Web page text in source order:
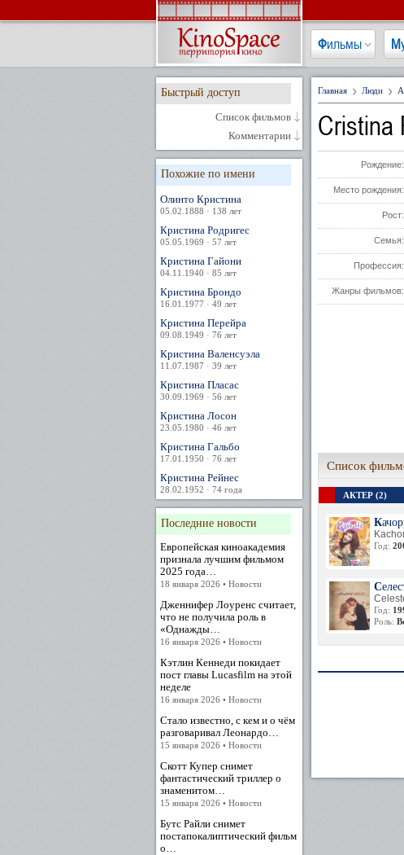
Фильмы
Быстрый доступ
Список фильмов
Комментарии
Похожие по имени
Олинто Кристина
05.02.1888 · 138 лет
Кристина Родригес
05.05.1969 · 57 лет
Кристина Гайони
04.11.1940 · 85 лет
Кристина Брондо
16.01.1977 · 49 лет
Кристина Перейра
09.08.1949 · 76 лет
Кристина Валенсуэла
11.07.1987 · 39 лет
Кристина Пласас
30.09.1969 · 56 лет
Кристина Лосон
23.05.1980 · 46 лет
Кристина Гальбо
17.01.1950 · 76 лет
Кристина Рейнес
28.02.1952 · 74 года
Последние новости
Европейская киноакадемия
признала лучшим фильмом
2025 года…
18 января 2026 • Новости
Дженнифер Лоуренс считает,
что не получила роль в
«Однажды…
16 января 2026 • Новости
Кэтлин Кеннеди покидает
пост главы Lucasfilm на этой
неделе
16 января 2026 • Новости
Стало известно, с кем и о чём
разговаривал Леонардо…
15 января 2026 • Новости
Скотт Купер снимет
фантастический триллер о
знаменитом…
15 января 2026 • Новости
Бутс Райли снимет
постапокалиптический фильм
о…
Главная Люди
Cristina
Рождение:
Место рождения:
Рост:
Семья:
Профессия:
Жанры фильмов:
Список
АКТЕР (2)
Год:
Год:
Роль: